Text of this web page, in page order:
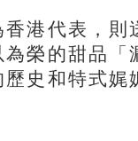
代表，則
榮的甜品
史和特式